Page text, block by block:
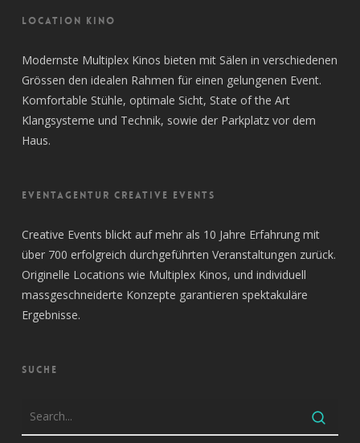
LOCATION KINO
Modernste Multiplex Kinos bieten mit Sälen in verschiedenen
Grössen den idealen Rahmen für einen gelungenen Event.
Komfortable Stühle, optimale Sicht, State of the Art
Klangsysteme und Technik, sowie der Parkplatz vor dem
Haus.
EVENTAGENTUR CREATIVE EVENTS
Creative Events blickt auf mehr als 10 Jahre Erfahrung mit
über 700 erfolgreich durchgeführten Veranstaltungen zurück.
Originelle Locations wie Multiplex Kinos, und individuell
massgeschneiderte Konzepte garantieren spektakuläre
Ergebnisse.
SUCHE